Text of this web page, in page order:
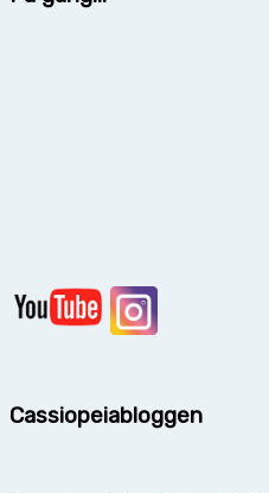
Cassiopeiabloggen